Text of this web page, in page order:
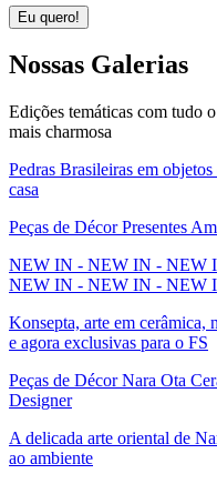
Eu quero!
Nossas Galerias
Edições temáticas com tudo
mais charmosa
Pedras Brasileiras em
casa
Peças de Décor Presentes
NEW IN - NEW IN - NEW
NEW IN - NEW IN - NEW
Konsepta, arte em
e agora exclusivas para o FS
Peças de Décor Nara Ota
Designer
A delicada arte oriental de
ao ambiente